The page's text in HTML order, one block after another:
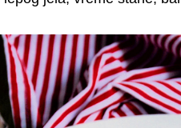
s
A
p
p
e
n
g
er
e